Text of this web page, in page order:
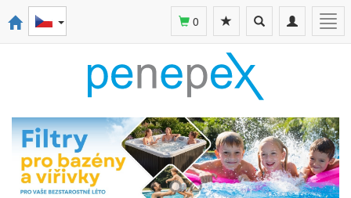
Toggle
navigation
Toggle
search
0